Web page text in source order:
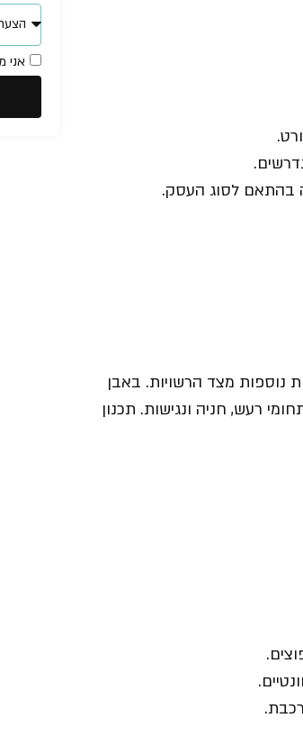
בהתאם לסוג העסק.
נוספות מצד הרשויות. באבן
רעש, חניה ונגישות. תכנון
אני